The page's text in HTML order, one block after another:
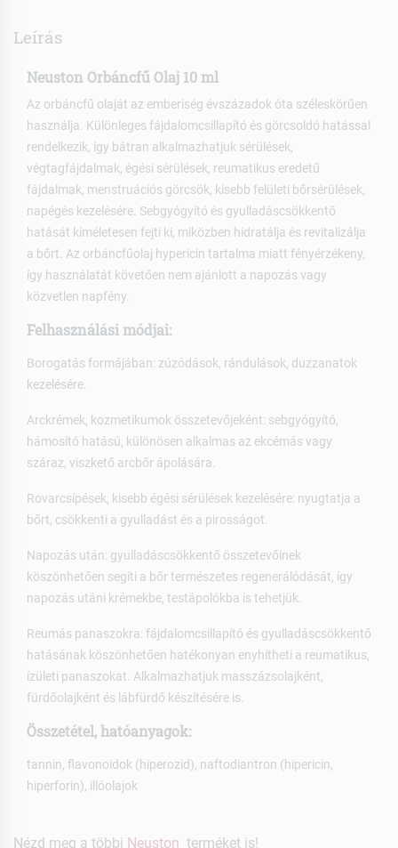
Leírás
Neuston Orbáncfű Olaj 10 ml
Az orbáncfű olaját az emberiség évszázadok óta széleskörűen
használja. Különleges fájdalomcsillapító és görcsoldó hatással
rendelkezik, így bátran alkalmazhatjuk sérülések,
végtagfájdalmak, égési sérülések, reumatikus eredetű
fájdalmak, menstruációs görcsök, kisebb felületi bőrsérülések,
napégés kezelésére. Sebgyógyító és gyulladáscsökkentő
hatását kíméletesen fejti ki, miközben hidratálja és revitalizálja
a bőrt. Az orbáncfűolaj hypericin tartalma miatt fényérzékeny,
így használatát követően nem ajánlott a napozás vagy
közvetlen napfény.
Felhasználási módjai:
Borogatás formájában: zúzódások, rándulások, duzzanatok
kezelésére.
Arckrémek, kozmetikumok összetevőjeként: sebgyógyító,
hámosító hatású, különösen alkalmas az ekcémás vagy
száraz, viszkető arcbőr ápolására.
Rovarcsípések, kisebb égési sérülések kezelésére: nyugtatja a
bőrt, csökkenti a gyulladást és a pirosságot.
Napozás után: gyulladáscsökkentő összetevőinek
köszönhetően segíti a bőr természetes regenerálódását, így
napozás utáni krémekbe, testápolókba is tehetjük.
Reumás panaszokra: fájdalomcsillapító és gyulladáscsökkentő
hatásának köszönhetően hatékonyan enyhítheti a reumatikus,
ízületi panaszokat. Alkalmazhatjuk masszázsolajként,
fürdőolajként és lábfürdő készítésére is.
Összetétel, hatóanyagok:
tannin, flavonoidok (hiperozid), naftodiantron (hipericin,
hiperforin), illóolajok
Nézd meg a többi Neuston terméket is!